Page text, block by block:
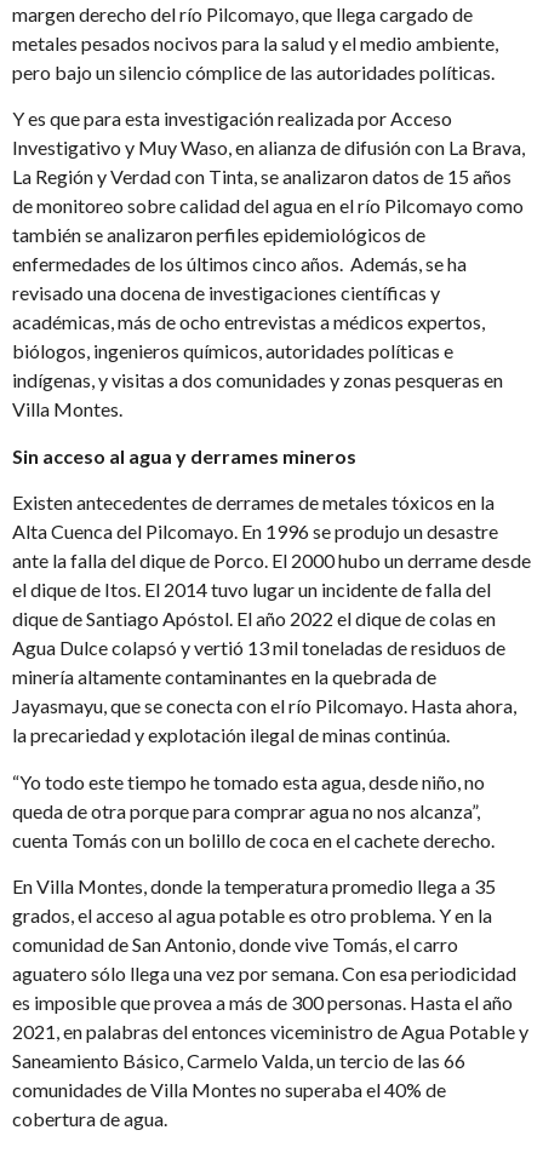
margen derecho del río Pilcomayo, que llega cargado de
metales pesados nocivos para la salud y el medio ambiente,
pero bajo un silencio cómplice de las autoridades políticas.
Y es que para esta investigación realizada por Acceso
Investigativo y Muy Waso, en alianza de difusión con La Brava,
La Región y Verdad con Tinta, se analizaron datos de 15 años
de monitoreo sobre calidad del agua en el río Pilcomayo como
también se analizaron perfiles epidemiológicos de
enfermedades de los últimos cinco años. Además, se ha
revisado una docena de investigaciones científicas y
académicas, más de ocho entrevistas a médicos expertos,
biólogos, ingenieros químicos, autoridades políticas e
indígenas, y visitas a dos comunidades y zonas pesqueras en
Villa Montes.
Sin acceso al agua y derrames mineros
Existen antecedentes de derrames de metales tóxicos en la
Alta Cuenca del Pilcomayo. En 1996 se produjo un desastre
ante la falla del dique de Porco. El 2000 hubo un derrame desde
el dique de Itos. El 2014 tuvo lugar un incidente de falla del
dique de Santiago Apóstol. El año 2022 el dique de colas en
Agua Dulce colapsó y vertió 13 mil toneladas de residuos de
minería altamente contaminantes en la quebrada de
Jayasmayu, que se conecta con el río Pilcomayo. Hasta ahora,
la precariedad y explotación ilegal de minas continúa.
“Yo todo este tiempo he tomado esta agua, desde niño, no
queda de otra porque para comprar agua no nos alcanza”,
cuenta Tomás con un bolillo de coca en el cachete derecho.
En Villa Montes, donde la temperatura promedio llega a 35
grados, el acceso al agua potable es otro problema. Y en la
comunidad de San Antonio, donde vive Tomás, el carro
aguatero sólo llega una vez por semana. Con esa periodicidad
es imposible que provea a más de 300 personas. Hasta el año
2021, en palabras del entonces viceministro de Agua Potable y
Saneamiento Básico, Carmelo Valda, un tercio de las 66
comunidades de Villa Montes no superaba el 40% de
cobertura de agua.